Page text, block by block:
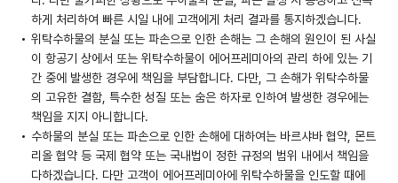
하게 처리하여 빠른 시일 내에 고객에게 처리 결과를 통지하겠습니다.
위탁수하물의 분실 또는 파손으로 인한 손해는 그 손해의 원인이 된 사실
이 항공기 상에서 또는 위탁수하물이 에어프레미아의 관리 하에 있는 기
간 중에 발생한 경우에 책임을 부담합니다. 다만, 그 손해가 위탁수하물
의 고유한 결함, 특수한 성질 또는 숨은 하자로 인하여 발생한 경우에는
책임을 지지 아니합니다.
수하물의 분실 또는 파손으로 인한 손해에 대하여는 바르샤바 협약, 몬트
리올 협약 등 국제 협약 또는 국내법이 정한 규정의 범위 내에서 책임을
다하겠습니다. 다만 고객이 에어프레미아에 위탁수하물을 인도할 때에